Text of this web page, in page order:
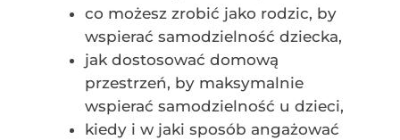
co możesz zrobić jako rodzic, by
wspierać samodzielność dziecka,
jak dostosować domową
przestrzeń, by maksymalnie
wspierać samodzielność u dzieci,
kiedy i w jaki sposób angażować